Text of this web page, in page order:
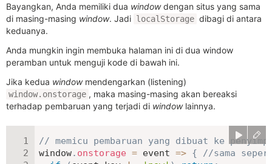
Bayangkan, Anda memiliki dua windowdengan situs yang sama
di masing-masing window. Jadi localStorage dibagi di antara
keduanya.
Anda mungkin ingin membuka halaman ini di dua window
peramban untuk menguji kode di bawah ini.
Jika kedua windowmendengarkan (listening)
window.onstorage , maka masing-masing akan bereaksi
terhadap pembaruan yang terjadi di windowlainnya.
// memicu pembaruan yang dibuat ke
window. onstorage = event => {
//sama